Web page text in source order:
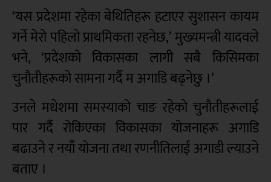
‘यस प्रदेशमा रहेका बेथितिहरू हटाएर सुशासन कायम
गर्ने मेरो पहिलो प्राथमिकता रहनेछ,’ मुख्यमन्त्री यादवले
भने, ‘प्रदेशको विकासका लागी सबै किसिमका
चुनौतीहरूको सामना गर्दै म अगाडि बढ्नेछु ।’
उनले मधेशमा समस्याको चाङ रहेको चुनौतीहरूलाई
पार गर्दै रोकिएका विकासका योजनाहरू अगाडि
बढाउने र नयाँ योजना तथा रणनीतिलाई अगाडी ल्याउने
बताए ।